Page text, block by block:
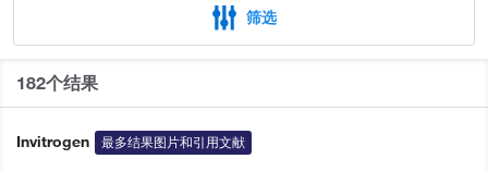
筛选
182个结果
Invitrogen 最多结果图片和引用文献